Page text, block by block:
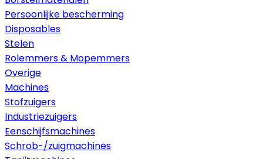
Persoonlijke bescherming
Disposables
Stelen
Rolemmers & Mopemmers
Overige
Machines
Stofzuigers
Industriezuigers
Eenschijfsmachines
Schrob-/zuigmachines